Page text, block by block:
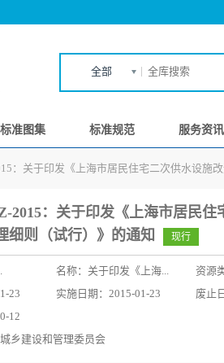
全部
标准图集 标准规范 服务资讯
：关于印发《上海市居民住宅二次供水设施
2015：关于印发《上海市居民住
细则（试行）》的通知
现行
名称： 关于印发《上海...
资源
23
实施日期：2015-01-23
废止
12
乡建设和管理委员会